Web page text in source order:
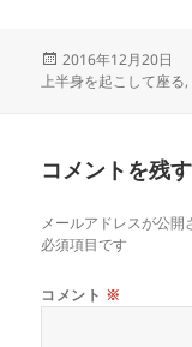
投
稿
2016年12月20日
上半身を起こして座る,
コメントを残す
メールアドレスが公開
必須項目です
コメント ※